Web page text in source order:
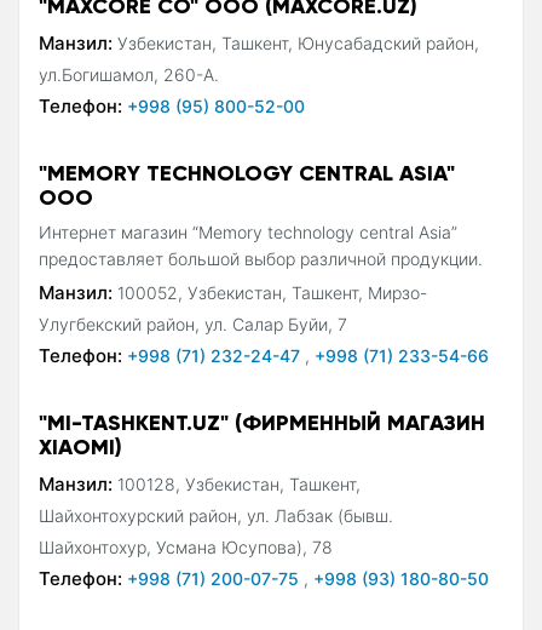
Манзил: Узбекистан, Ташкент, Юнусабадский район,
ул.Богишамол, 260-А.
Телефон: +998 (95) 800-52-00
"MEMORY TECHNOLOGY CENTRAL ASIA"
ООО
Интернет магазин “Memory technology central Asia”
предоставляет большой выбор различной продукции.
Манзил: 100052, Узбекистан, Ташкент, Мирзо-
Улугбекский район, ул. Салар Буйи, 7
Телефон: +998 (71) 232-24-47 , +998 (71) 233-54-66
"MI-TASHKENT.UZ" (ФИРМЕННЫЙ МАГАЗИН
XIAOMI)
Манзил: 100128, Узбекистан, Ташкент,
Шайхонтохурский район, ул. Лабзак (бывш.
Шайхонтохур, Усмана Юсупова), 78
Телефон: +998 (71) 200-07-75 , +998 (93) 180-80-50